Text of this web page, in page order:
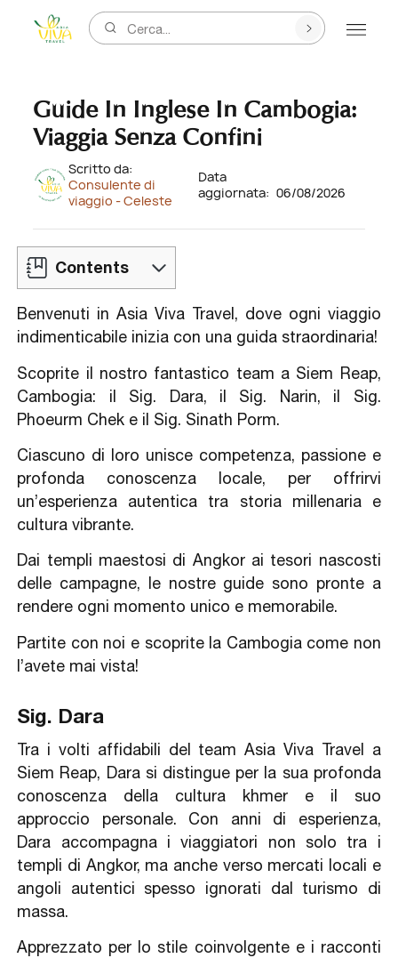
Cerca...
Guide In Inglese In Cambogia:
Viaggia Senza Confini
Scritto da:
Consulente di
viaggio - Celeste
Data
aggiornata: 06/08/2026
Contents
Benvenuti in Asia Viva Travel, dove ogni viaggio
indimenticabile inizia con una guida straordinaria!
Scoprite il nostro fantastico team a Siem Reap,
Cambogia: il Sig. Dara, il Sig. Narin, il Sig.
Phoeurm Chek e il Sig. Sinath Porm.
Ciascuno di loro unisce competenza, passione e
profonda conoscenza locale, per offrirvi
un’esperienza autentica tra storia millenaria e
cultura vibrante.
Dai templi maestosi di Angkor ai tesori nascosti
delle campagne, le nostre guide sono pronte a
rendere ogni momento unico e memorabile.
Partite con noi e scoprite la Cambogia come non
l’avete mai vista!
Sig. Dara
Tra i volti affidabili del team Asia Viva Travel a
Siem Reap, Dara si distingue per la sua profonda
conoscenza della cultura khmer e il suo
approccio personale. Con anni di esperienza,
Dara accompagna i viaggiatori non solo tra i
templi di Angkor, ma anche verso mercati locali e
angoli autentici spesso ignorati dal turismo di
massa.
Apprezzato per lo stile coinvolgente e i racconti